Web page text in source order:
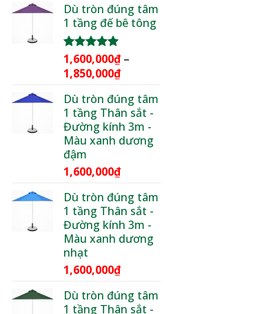
từ
3,600,000₫
4,400,000₫
Dù tròn đúng tâm
1 tầng đế bê tông
Được xếp
hạng5.00
5 sao
1,600,000₫ –
1,850,000₫Khoảng
từ
1,600,000₫
đến
1,850,000₫
Dù tròn đúng tâm
1 tầng Thân sắt -
Đường kính 3m -
Màu xanh dương
đậm
1,600,000₫
Dù tròn đúng tâm
1 tầng Thân sắt -
Đường kính 3m -
Màu xanh dương
nhạt
1,600,000₫
Dù tròn đúng tâm
1 tầng Thân sắt -